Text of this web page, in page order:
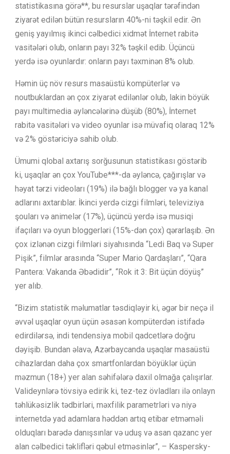
statistikasına görə**, bu resurslar uşaqlar tərəfindən
ziyarət edilən bütün resursların 40%-ni təşkil edir. Ən
geniş yayılmış ikinci cəlbedici xidmət İnternet rabitə
vasitələri olub, onların payı 32% təşkil edib. Üçüncü
yerdə isə oyunlardır: onların payı təxminən 8% olub.
Həmin üç növ resurs masaüstü kompüterlər və
noutbuklardan ən çox ziyarət edilənlər olub, lakin böyük
payı multimedia əyləncələrinə düşüb (80%), İnternet
rabitə vasitələri və video oyunlar isə müvafiq olaraq 12%
və 2% göstəriciyə sahib olub.
Ümumi qlobal axtarış sorğusunun statistikası göstərib
ki, uşaqlar ən çox YouTube***-da əyləncə, çağırışlar və
həyat tərzi videoları (19%) ilə bağlı blogger və ya kanal
adlarını axtarıblar. İkinci yerdə cizgi filmləri, televiziya
şouları və animelər (17%), üçüncü yerdə isə musiqi
ifaçıları və oyun bloggerləri (15%-dən çox) qərarlaşıb. Ən
çox izlənən cizgi filmləri siyahısında “Ledi Baq və Super
Pişik”, filmlər arasında “Super Mario Qardaşları”, “Qara
Pantera: Vakanda Əbədidir”, “Rok it 3: Bit üçün döyüş”
yer alıb.
“Bizim statistik məlumatlar təsdiqləyir ki, əgər bir neçə il
əvvəl uşaqlar oyun üçün əsasən kompüterdən istifadə
edirdilərsə, indi tendensiya mobil qadcetlərə doğru
dəyişib. Bundan əlavə, Azərbaycanda uşaqlar masaüstü
cihazlardan daha çox smartfonlardan böyüklər üçün
məzmun (18+) yer alan səhifələrə daxil olmağa çalışırlar.
Valideynlərə tövsiyə edirik ki, tez-tez övladları ilə onlayn
təhlükəsizlik tədbirləri, məxfilik parametrləri və niyə
internetdə yad adamlara həddən artıq etibar etməməli
olduqları barədə danışsınlar və uduş və asan qazanc yer
alan cəlbedici təklifləri qəbul etməsinlər”, – Kaspersky-